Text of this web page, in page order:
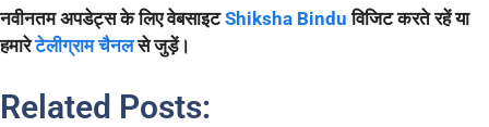
नवीनतम अपडेट्स के लिए वेबसाइटShiksha Bindu विजिट करते रहें या
हमारेटेलीग्राम चैनल से जुड़ें।
Related Posts: